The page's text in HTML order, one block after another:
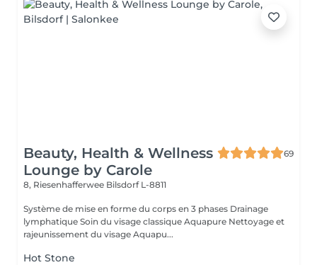
Beauty, Health & Wellness
Lounge by Carole
69
8, Riesenhafferwee Bilsdorf L-8811
Système de mise en forme du corps en 3 phases Drainage
lymphatique Soin du visage classique Aquapure Nettoyage et
rajeunissement du visage Aquapu...
Hot Stone